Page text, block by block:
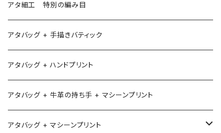
アタ細工 特別の編み目
アタバッグ + 手描きバティック
アタバッグ + ハンドプリント
アタバッグ + 牛革の持ち手 + マシーンプリント
アタバッグ + マシーンプリント